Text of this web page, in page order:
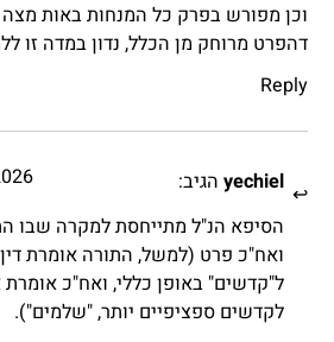
וכן מפורש בפרק כל המנחות באות
דהפרט מרוחק מן הכלל, נדון במדה זו
Reply
yechiel הגיב:
01/01/
הסיפא הנ"ל מתייחסת למקרה שבו
ואח"כ פרט (למשל, התורה אומרת
ל"קדשים" באופן כללי, ואח"כ אומרת
לקדשים ספציפיים יותר, "שלמים").